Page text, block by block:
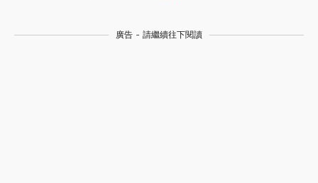
廣告 - 請繼續往下閱讀